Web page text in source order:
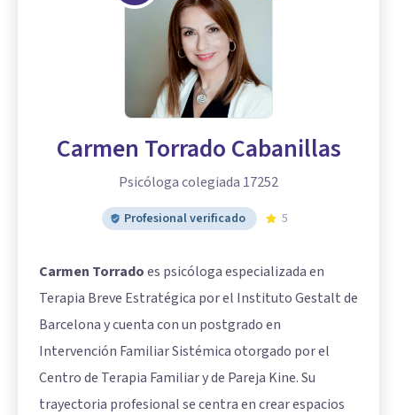
Carmen Torrado Cabanillas
Psicóloga colegiada 17252
Profesional verificado 5
Carmen Torradoes psicóloga especializada en
Terapia Breve Estratégica por el Instituto Gestalt de
Barcelona y cuenta con un postgrado en
Intervención Familiar Sistémica otorgado por el
Centro de Terapia Familiar y de Pareja Kine. Su
trayectoria profesional se centra en crear espacios